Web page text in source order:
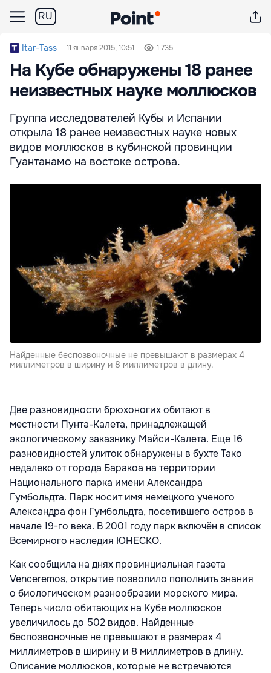
RU
Itar-Tass 11 января 2015, 10:51 1 735
На Кубе обнаружены 18 ранее
неизвестных науке моллюсков
Группа исследователей Кубы и Испании
открыла 18 ранее неизвестных науке новых
видов моллюсков в кубинской провинции
Гуантанамо на востоке острова.
Найденные беспозвоночные не превышают в размерах 4
миллиметров в ширину и 8 миллиметров в длину.
Две разновидности брюхоногих обитают в
местности Пунта-Калета, принадлежащей
экологическому заказнику Майси-Калета. Еще 16
разновидностей улиток обнаружены в бухте Тако
недалеко от города Баракоа на территории
Национального парка имени Александра
Гумбольдта. Парк носит имя немецкого ученого
Александра фон Гумбольдта, посетившего остров в
начале 19-го века. В 2001 году парк включён в список
Всемирного наследия ЮНЕСКО.
Как сообщила на днях провинциальная газета
Venceremos, открытие позволило пополнить знания
о биологическом разнообразии морского мира.
Теперь число обитающих на Кубе моллюсков
увеличилось до 502 видов. Найденные
беспозвоночные не превышают в размерах 4
миллиметров в ширину и 8 миллиметров в длину.
Описание моллюсков, которые не встречаются